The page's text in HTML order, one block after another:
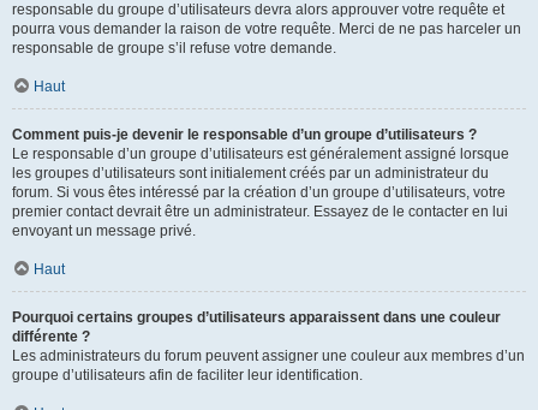
responsable du groupe d’utilisateurs devra alors approuver votre requête et
pourra vous demander la raison de votre requête. Merci de ne pas harceler un
responsable de groupe s’il refuse votre demande.
Haut
Comment puis-je devenir le responsable d’un groupe d’utilisateurs ?
Le responsable d’un groupe d’utilisateurs est généralement assigné lorsque
les groupes d’utilisateurs sont initialement créés par un administrateur du
forum. Si vous êtes intéressé par la création d’un groupe d’utilisateurs, votre
premier contact devrait être un administrateur. Essayez de le contacter en lui
envoyant un message privé.
Haut
Pourquoi certains groupes d’utilisateurs apparaissent dans une couleur
différente ?
Les administrateurs du forum peuvent assigner une couleur aux membres d’un
groupe d’utilisateurs afin de faciliter leur identification.